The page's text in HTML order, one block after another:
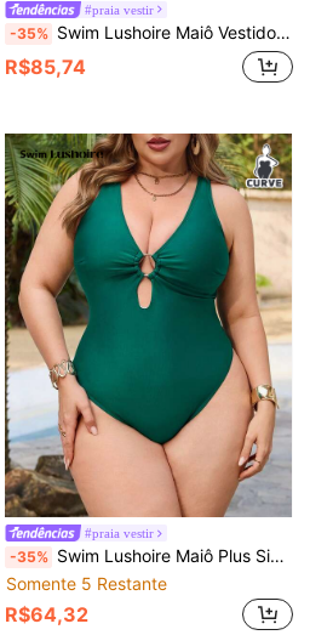
#praia vestir
-35% Swim Lushoire Maiô Vestido Plus Size, Elegante Capa de Praia para Mulheres
R$85,74
#praia vestir
-35% Swim Lushoire Maiô Plus Size Feminino Cor Sólida Alça Grossa Decoração de Argola Frontal Maiô de Uma Peça para Férias
Somente 5 Restante
R$64,32